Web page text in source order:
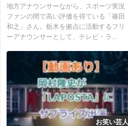
派！現在の活動まとめ
地方アナウンサーながら、スポーツ実況
ファンの間で高い評価を得ている「篠田
和之」さん。栃木を拠点に活動するフリ
ーアナウンサーとして、テレビ・ラ...
お笑い芸人